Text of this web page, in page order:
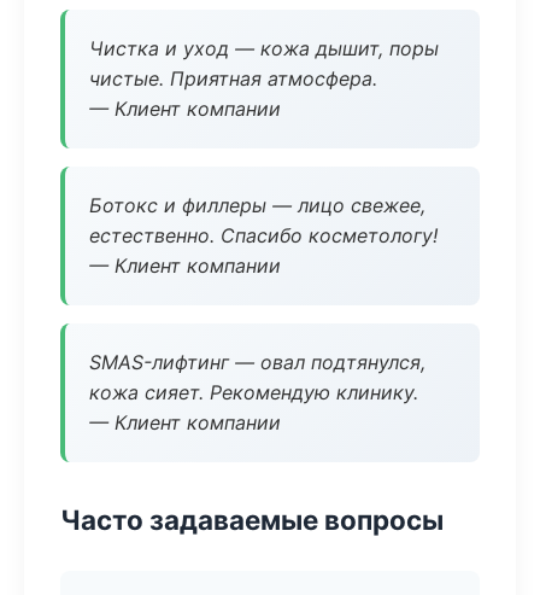
Чистка и уход — кожа дышит, поры
чистые. Приятная атмосфера.
— Клиент компании
Ботокс и филлеры — лицо свежее,
естественно. Спасибо косметологу!
— Клиент компании
SMAS-лифтинг — овал подтянулся,
кожа сияет. Рекомендую клинику.
— Клиент компании
Часто задаваемые вопросы